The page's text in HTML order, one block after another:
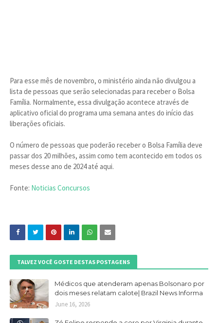
Para esse mês de novembro, o ministério ainda não divulgou a
lista de pessoas que serão selecionadas para receber o Bolsa
Família. Normalmente, essa divulgação acontece através de
aplicativo oficial do programa uma semana antes do início das
liberações oficiais.
O número de pessoas que poderão receber o Bolsa Família deve
passar dos 20 milhões, assim como tem acontecido em todos os
meses desse ano de 2024 até aqui.
Fonte: Noticias Concursos
TALVEZ VOCÊ GOSTE DESTAS POSTAGENS
Médicos que atenderam apenas Bolsonaro por
dois meses relatam calote| Brazil News Informa
June 16, 2026